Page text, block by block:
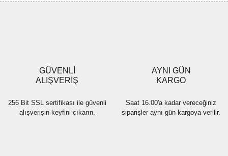
Ürün fiyatı diğer sitelerden daha pahalı.
Bu ürüne benzer farklı alternatifler olmalı.
GÜVENLİ
ALIŞVERİŞ
256 Bit SSL sertifikası ile güvenli
alışverişin keyfini çıkarın.
AYNI GÜN
KARGO
Saat 16.00'a kadar vereceğiniz
siparişler aynı gün kargoya verilir.